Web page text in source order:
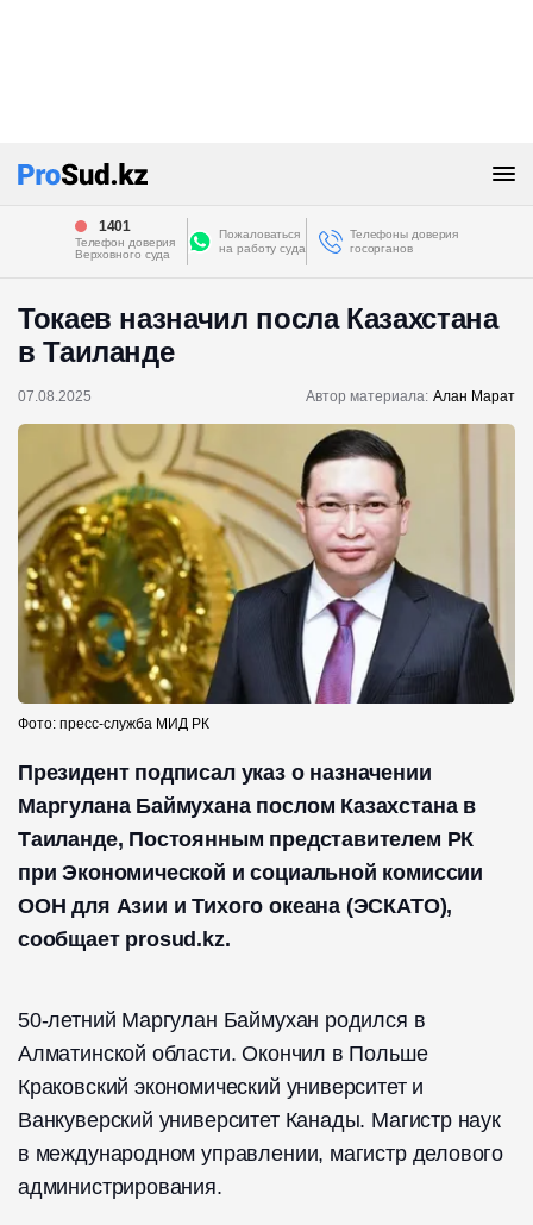
1401
Телефон доверия
Верховного суда
Пожаловаться
на работу суда
Телефоны доверия
госорганов
Токаев назначил посла Казахстана
в Таиланде
07.08.2025 Автор материала: Алан Марат
Фото: пресс-служба МИД РК
Президент подписал указ о назначении
Маргулана Баймухана послом Казахстана в
Таиланде, Постоянным представителем РК
при Экономической и социальной комиссии
ООН для Азии и Тихого океана (ЭСКАТО),
сообщает prosud.kz.
50-летний Маргулан Баймухан родился в
Алматинской области. Окончил в Польше
Краковский экономический университет и
Ванкуверский университет Канады. Магистр наук
в международном управлении, магистр делового
администрирования.